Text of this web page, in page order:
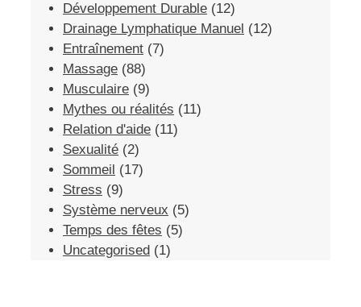
Développement Durable (12)
Drainage Lymphatique Manuel (12)
Entraînement (7)
Massage (88)
Musculaire (9)
Mythes ou réalités (11)
Relation d'aide (11)
Sexualité (2)
Sommeil (17)
Stress (9)
Système nerveux (5)
Temps des fêtes (5)
Uncategorised (1)